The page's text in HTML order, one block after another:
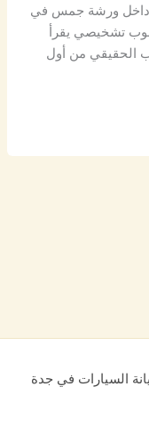
داخل ورشة جمس في
تشخيصي يقرأ
الحقيقي من أول